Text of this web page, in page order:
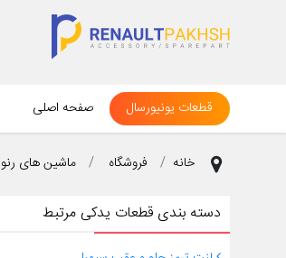
قطعات یونیورسال صفحه اصلی
خانه فروشگاه ماشین های رنو
دسته بندی قطعات یدکی مرتبط